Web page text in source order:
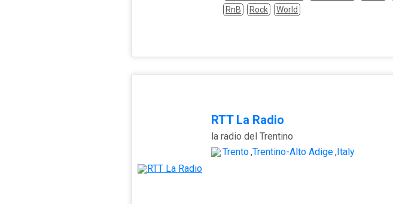
RnB
Rock World
RTT La Radio
la radio del Trentino
Trento,Trentino-Alto Adige,Italy